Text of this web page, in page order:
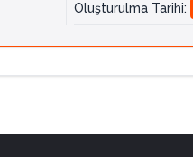
Oluşturulma Tarihi: